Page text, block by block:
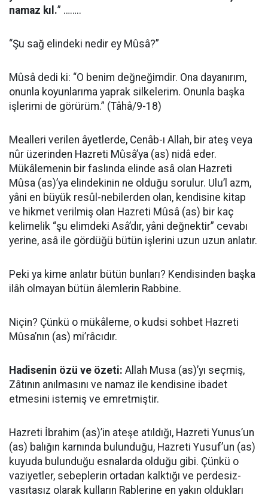
namaz kıl.” ……..
“Şu sağ elindeki nedir ey Mûsâ?”
Mûsâ dedi ki: “O benim değneğimdir. Ona dayanırım,
onunla koyunlarıma yaprak silkelerim. Onunla başka
işlerimi de görürüm.” (Tâhâ/9-18)
Mealleri verilen âyetlerde, Cenâb-ı Allah, bir ateş veya
nûr üzerinden Hazreti Mûsâ’ya (as) nidâ eder.
Mükâlemenin bir faslında elinde asâ olan Hazreti
Mûsa (as)’ya elindekinin ne olduğu sorulur. Ulu’l azm,
yâni en büyük resûl-nebilerden olan, kendisine kitap
ve hikmet verilmiş olan Hazreti Mûsâ (as) bir kaç
kelimelik “şu elimdeki Asâ’dır, yâni değnektir” cevabı
yerine, asâ ile gördüğü bütün işlerini uzun uzun anlatır.
Peki ya kime anlatır bütün bunları? Kendisinden başka
ilâh olmayan bütün âlemlerin Rabbine.
Niçin? Çünkü o mükâleme, o kudsi sohbet Hazreti
Mûsa’nın (as) mi’râcıdır.
Hadisenin özü ve özeti: Allah Musa (as)’yı seçmiş,
Zâtının anılmasını ve namaz ile kendisine ibadet
etmesini istemiş ve emretmiştir.
Hazreti İbrahim (as)’in ateşe atıldığı, Hazreti Yunus’un
(as) balığın karnında bulunduğu, Hazreti Yusuf’un (as)
kuyuda bulunduğu esnalarda olduğu gibi. Çünkü o
vaziyetler, sebeplerin ortadan kalktığı ve perdesiz-
vasıtasız olarak kulların Rablerine en yakın oldukları